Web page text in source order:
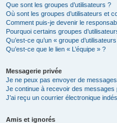
Que sont les groupes d’utilisateurs ?
Où sont les groupes d’utilisateurs et
Comment puis-je devenir le
Pourquoi certains groupes
Qu’est-ce qu’un « groupe
Qu’est-ce que le lien « L’équipe » ?
Messagerie privée
Je ne peux pas envoyer de
Je continue à recevoir des messages
J’ai reçu un courrier électronique
Amis et ignorés